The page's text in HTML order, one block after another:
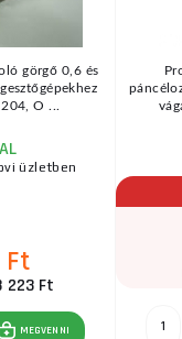
görgő 0,6 és
O ...
üzletben
Ft
223 Ft
MEGVENNI